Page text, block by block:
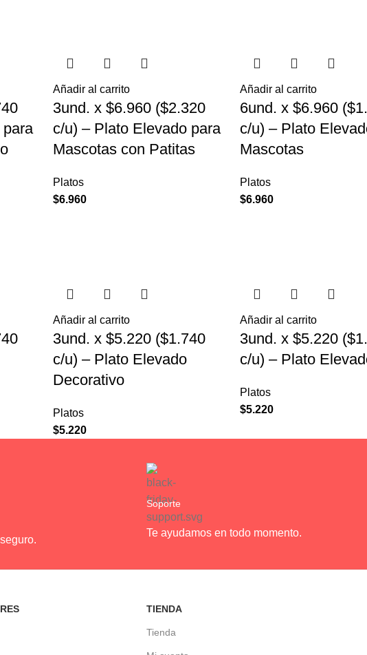
Añadir al carrito
3und. x $6.960 ($2.320
c/u) – Plato Elevado para
Mascotas con Patitas
Platos
$6.960
Añadir al carrito
6und. x $6.960
c/u) – Plato
Mascotas
Platos
$6.960
Añadir al carrito
3und. x $5.220 ($1.740
c/u) – Plato Elevado
Decorativo
Platos
$5.220
Añadir al carrito
3und. x $5.220
c/u) – Plato
Platos
$5.220
Soporte
Te ayudamos en todo momento.
TIENDA
Tienda